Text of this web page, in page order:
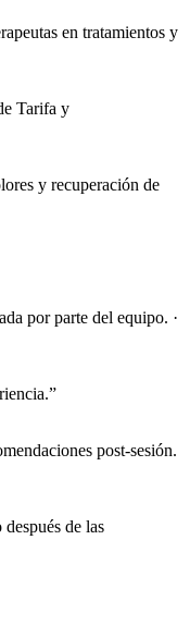
en tratamientos y
Tarifa y
y recuperación de
por parte del equipo. ·
post-sesión.
de las